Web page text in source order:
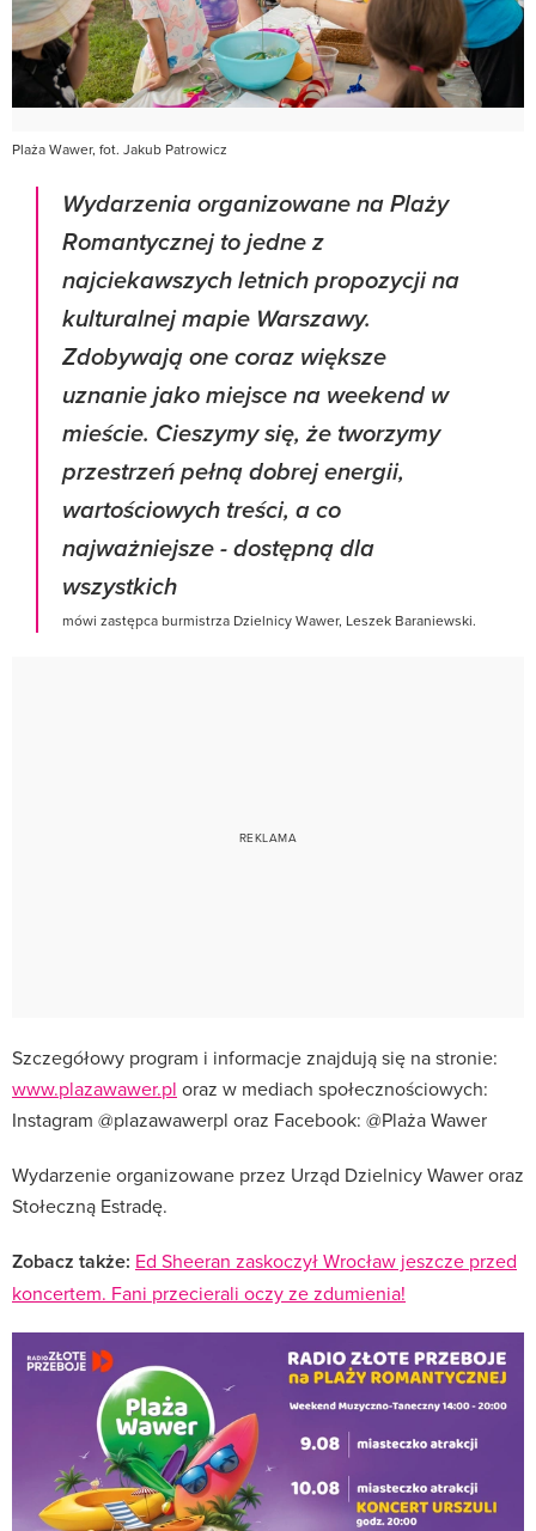
Plaża Wawer, fot. Jakub Patrowicz
Wydarzenia organizowane na Plaży
Romantycznej to jedne z
najciekawszych letnich propozycji na
kulturalnej mapie Warszawy.
Zdobywają one coraz większe
uznanie jako miejsce na weekend w
mieście. Cieszymy się, że tworzymy
przestrzeń pełną dobrej energii,
wartościowych treści, a co
najważniejsze - dostępną dla
wszystkich
mówi zastępca burmistrza Dzielnicy Wawer, Leszek Baraniewski.
Szczegółowy program i informacje znajdują się na stronie:
www.plazawawer.pl oraz w mediach społecznościowych:
Instagram @plazawawerpl oraz Facebook: @Plaża Wawer
Wydarzenie organizowane przez Urząd Dzielnicy Wawer oraz
Stołeczną Estradę.
Zobacz także: Ed Sheeran zaskoczył Wrocław jeszcze przed
koncertem. Fani przecierali oczy ze zdumienia!